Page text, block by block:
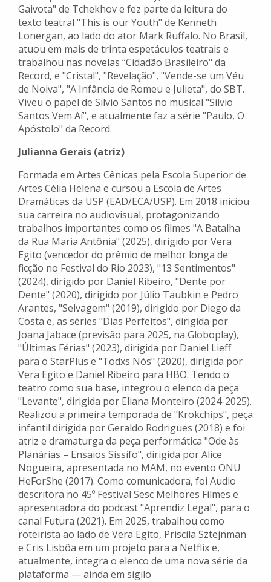
Gaivota" de Tchekhov e fez parte da leitura do
texto teatral "This is our Youth" de Kenneth
Lonergan, ao lado do ator Mark Ruffalo. No Brasil,
atuou em mais de trinta espetáculos teatrais e
trabalhou nas novelas “Cidadão Brasileiro" da
Record, e "Cristal", "Revelação", "Vende-se um Véu
de Noiva", "A Infância de Romeu e Julieta", do SBT.
Viveu o papel de Silvio Santos no musical "Silvio
Santos Vem Aí", e atualmente faz a série "Paulo, O
Apóstolo" da Record.
Julianna Gerais (atriz)
Formada em Artes Cênicas pela Escola Superior de
Artes Célia Helena e cursou a Escola de Artes
Dramáticas da USP (EAD/ECA/USP). Em 2018 iniciou
sua carreira no audiovisual, protagonizando
trabalhos importantes como os filmes "A Batalha
da Rua Maria Antônia" (2025), dirigido por Vera
Egito (vencedor do prêmio de melhor longa de
ficção no Festival do Rio 2023), "13 Sentimentos"
(2024), dirigido por Daniel Ribeiro, "Dente por
Dente" (2020), dirigido por Júlio Taubkin e Pedro
Arantes, "Selvagem" (2019), dirigido por Diego da
Costa e, as séries "Dias Perfeitos", dirigida por
Joana Jabace (previsão para 2025, na Globoplay),
"Últimas Férias" (2023), dirigida por Daniel Lieff
para o StarPlus e "Todxs Nós" (2020), dirigida por
Vera Egito e Daniel Ribeiro para HBO. Tendo o
teatro como sua base, integrou o elenco da peça
"Levante", dirigida por Eliana Monteiro (2024-2025).
Realizou a primeira temporada de "Krokchips", peça
infantil dirigida por Geraldo Rodrigues (2018) e foi
atriz e dramaturga da peça performática "Ode às
Planárias – Ensaios Síssifo", dirigida por Alice
Nogueira, apresentada no MAM, no evento ONU
HeForShe (2017). Como comunicadora, foi Audio
descritora no 45º Festival Sesc Melhores Filmes e
apresentadora do podcast "Aprendiz Legal", para o
canal Futura (2021). Em 2025, trabalhou como
roteirista ao lado de Vera Egito, Priscila Sztejnman
e Cris Lisbôa em um projeto para a Netflix e,
atualmente, integra o elenco de uma nova série da
plataforma — ainda em sigilo